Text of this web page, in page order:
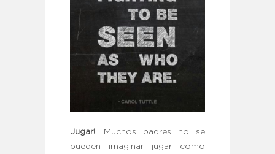
Jugar! . Muchos padres no se
pueden imaginar jugar como